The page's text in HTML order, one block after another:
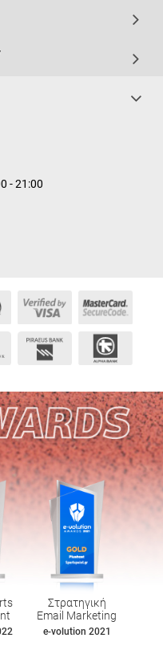
- 21:00
Στρατηγική
Email Marketing
e-volution 2021